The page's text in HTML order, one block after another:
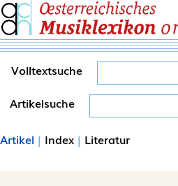
Volltextsuche
Artikelsuche
Artikel | Index | Literatur